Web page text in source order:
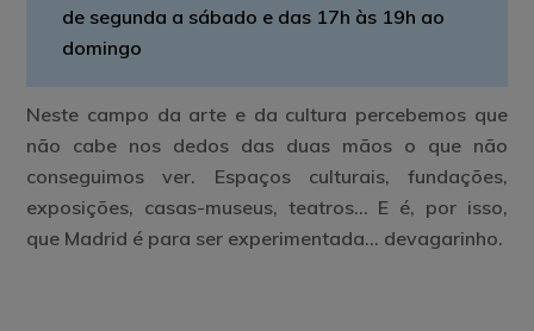
de segunda a sábado e das 17h às 19h ao
domingo
Neste campo da arte e da cultura percebemos que
não cabe nos dedos das duas mãos o que não
conseguimos ver. Espaços culturais, fundações,
exposições, casas-museus, teatros… E é, por isso,
que Madrid é para ser experimentada… devagarinho.